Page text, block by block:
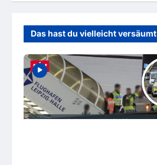
Das hast du vielleicht versäumt